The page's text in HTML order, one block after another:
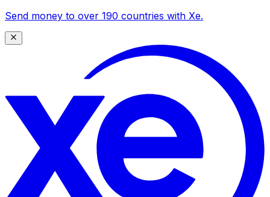
Send money to over 190 countries with Xe.